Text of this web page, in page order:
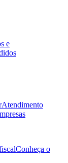
e
Atendimento
Conheça o